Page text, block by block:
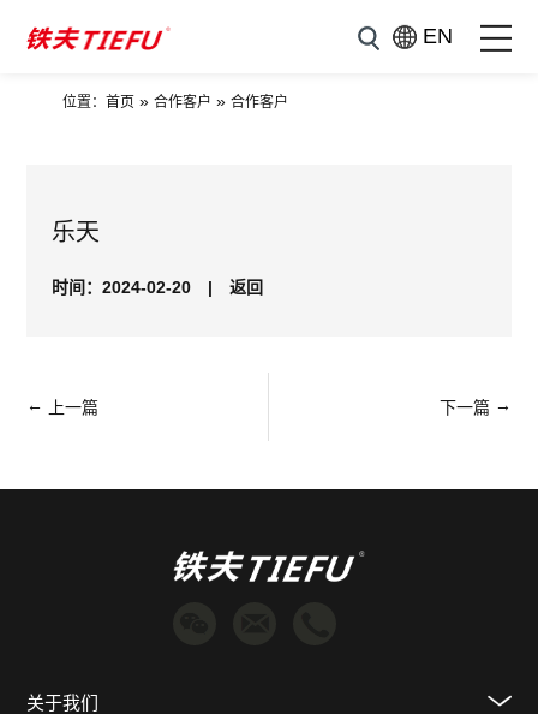
EN
位置：首页 »合作客户 »合作客户
乐天
时间：2024-02-20| 返回
← 上一篇 下一篇 →
关于我们